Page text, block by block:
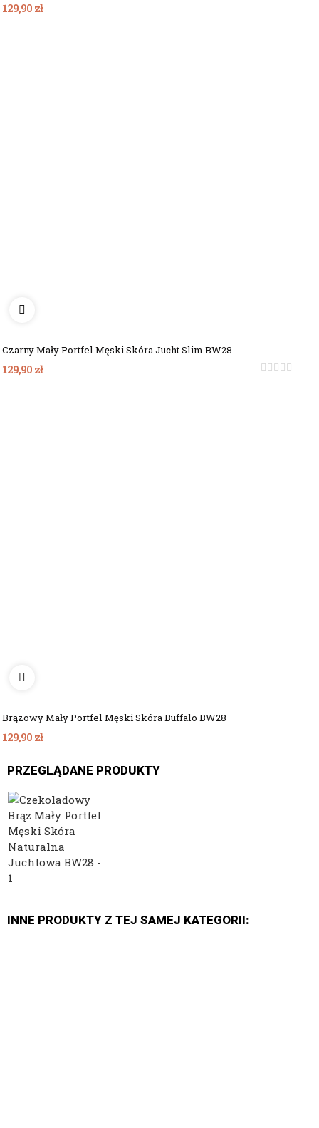
129,90 zł
Czarny Mały Portfel Męski Skóra Jucht Slim BW28
129,90 zł
Brązowy Mały Portfel Męski Skóra Buffalo BW28
129,90 zł
PRZEGLĄDANE PRODUKTY
INNE PRODUKTY Z TEJ SAMEJ KATEGORII: